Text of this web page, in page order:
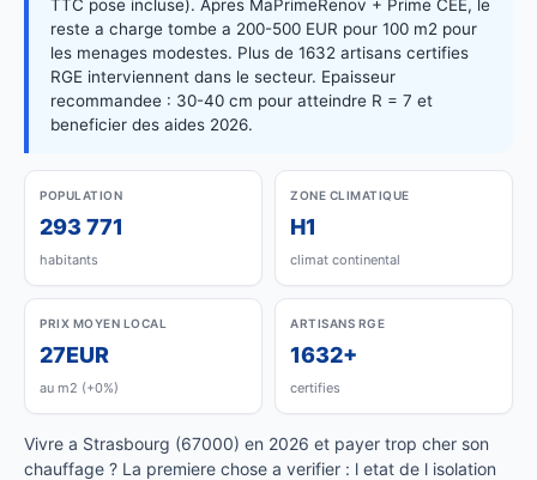
TTC pose incluse). Apres MaPrimeRenov + Prime CEE, le
reste a charge tombe a 200-500 EUR pour 100 m2 pour
les menages modestes. Plus de 1632 artisans certifies
RGE interviennent dans le secteur. Epaisseur
recommandee : 30-40 cm pour atteindre R = 7 et
beneficier des aides 2026.
POPULATION
293 771
habitants
ZONE CLIMATIQUE
H1
climat continental
PRIX MOYEN LOCAL
27EUR
au m2 (+0%)
ARTISANS RGE
1632+
certifies
Vivre a Strasbourg (67000) en 2026 et payer trop cher son
chauffage ? La premiere chose a verifier : l etat de l isolation